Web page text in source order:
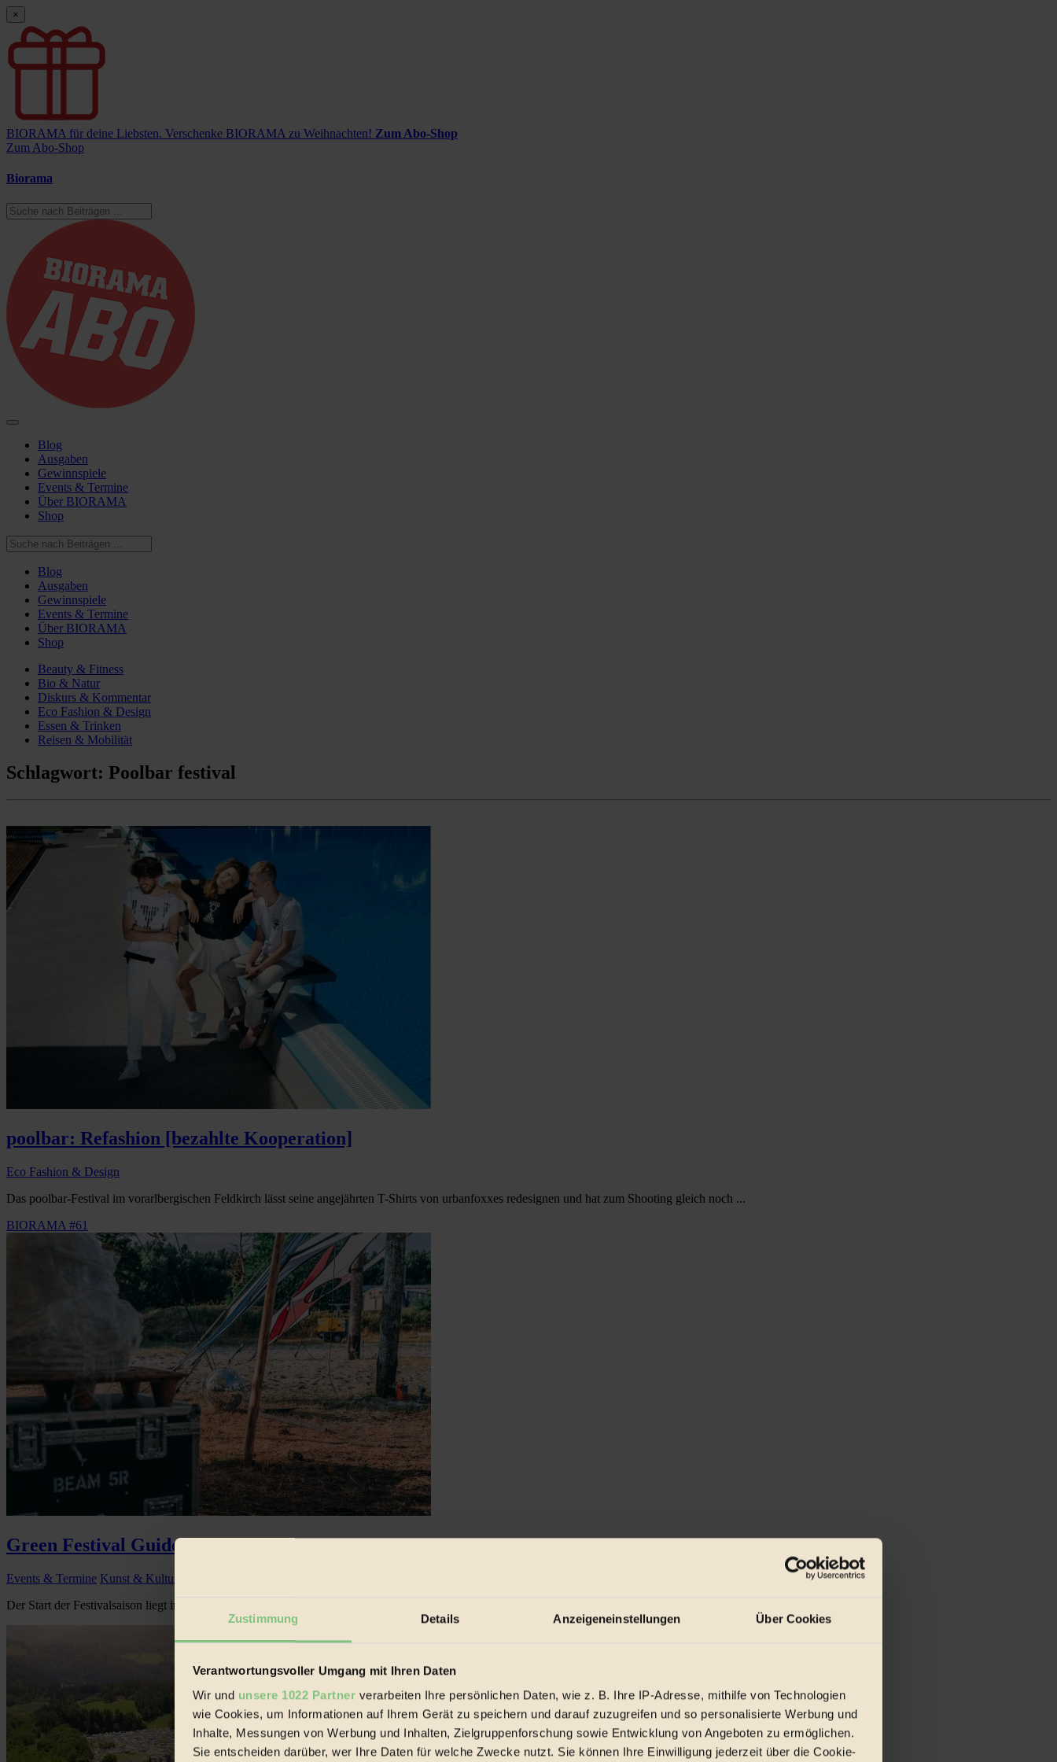
Zustimmung Details Anzeigeneinstellungen Über Cookies
Verantwortungsvoller Umgang mit Ihren Daten
Wir und unsere 1022 Partner verarbeiten Ihre persönlichen Daten, wie z. B. Ihre IP-Adresse, mithilfe von Technologien
wie Cookies, um Informationen auf Ihrem Gerät zu speichern und darauf zuzugreifen und so personalisierte Werbung und
Inhalte, Messungen von Werbung und Inhalten, Zielgruppenforschung sowie Entwicklung von Angeboten zu ermöglichen.
Sie entscheiden darüber, wer Ihre Daten für welche Zwecke nutzt. Sie können Ihre Einwilligung jederzeit über die Cookie-
×
BIORAMA für deine Liebsten. Verschenke BIORAMA zu Weihnachten! Zum Abo-Shop
Zum Abo-Shop
Biorama
Blog
Ausgaben
Gewinnspiele
Events & Termine
Über BIORAMA
Shop
Blog
Ausgaben
Gewinnspiele
Events & Termine
Über BIORAMA
Shop
Beauty & Fitness
Bio & Natur
Diskurs & Kommentar
Eco Fashion & Design
Essen & Trinken
Reisen & Mobilität
Schlagwort: Poolbar festival
poolbar: Refashion [bezahlte Kooperation]
Eco Fashion & Design
Das poolbar-Festival im vorarlbergischen Feldkirch lässt seine angejährten T-Shirts von urbanfoxxes redesignen und hat zum Shooting gleich noch ...
BIORAMA #61
Green Festival Guide 2019
Events & Termine Kunst & Kultur
Der Start der Festivalsaison liegt in nicht mehr allzu weiter Ferne – auch diesen Sommer setzen viele Veranstalter bei der Eventplanung ...